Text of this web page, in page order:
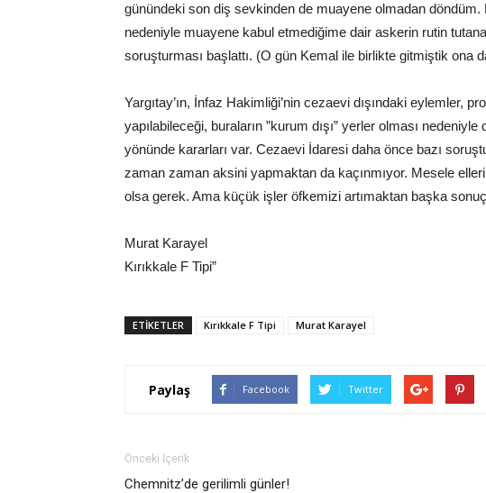
günündeki son diş sevkinden de muayene olmadan döndüm.
nedeniyle muayene kabul etmediğime dair askerin rutin
soruşturması başlattı. (O gün Kemal ile birlikte gitmiştik ona
Yargıtay’ın, İnfaz Hakimliği’nin cezaevi dışındaki eylemler,
yapılabileceği, buraların ”kurum dışı” yerler olması
yönünde kararları var. Cezaevi İdaresi daha önce bazı
zaman zaman aksini yapmaktan da kaçınmıyor. Mesele
olsa gerek. Ama küçük işler öfkemizi artımaktan başka
Murat Karayel
Kırıkkale F Tipi”
ETIKETLER Kırıkkale F Tipi Murat Karayel
Paylaş Facebook Twitter
Önceki İçerik
Chemnitz’de gerilimli günler!